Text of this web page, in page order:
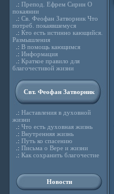
.: Препод. Ефрем Сирин О
покаянии
.: Св. Феофан Затворник Что
потреб. покаявшемуся
.: Кто есть истинно кающийся.
Размышления
.: В помощь кающимся
.: Информация
.: Краткое правило для
благочестивой жизни
Свт. Феофан Затворник
.: Наставления в духовной
жизни
.: Что есть духовная жизнь
.: Внутренняя жизнь
.: Путь ко спасению
.: Письма о Вере и жизни
.: Как сохранить благочестие
Новости